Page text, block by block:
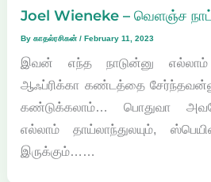
Joel Wieneke – வெளஞ்ச
Byகாதல்ரசிகன்/February 11, 2023
இவன் எந்த நாடுன்னு
ஆஃப்ரிக்கா கண்டத்தை
கண்டுக்கலாம்… பொதுவா
எல்லாம் தாய்லாந்துலயும்,
இருக்கும்……